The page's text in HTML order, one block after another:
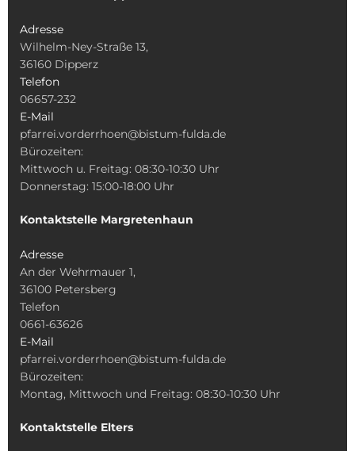
Adresse
Wilhelm-Ney-Straße 13,
36160 Dipperz
Telefon
06657-232
E-Mail
pfarrei.vorderrhoen@bistum-fulda.de
Bürozeiten:
Mittwoch u. Freitag: 08:30-10:30 Uhr
Donnerstag: 15:00-18:00 Uhr
Kontaktstelle Margretenhaun
Adresse
An der Wehrmauer 1,
36100 Petersberg
Telefon
0661-63626
E-Mail
pfarrei.vorderrhoen@bistum-fulda.de
Bürozeiten:
Montag, Mittwoch und Freitag: 08:30-10:30 Uhr
Kontaktstelle Elters